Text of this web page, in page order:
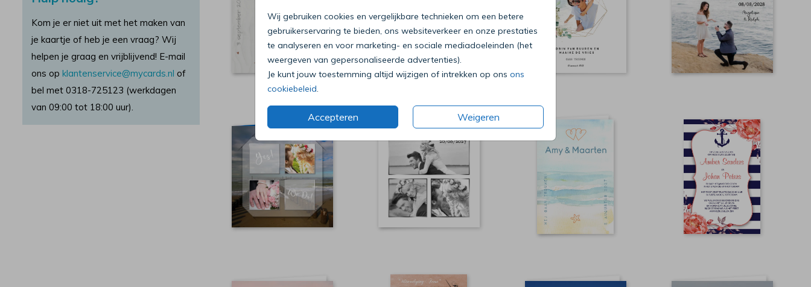
Wij gebruiken cookies en vergelijkbare technieken om een betere
gebruikerservaring te bieden, ons websiteverkeer en onze prestaties
te analyseren en voor marketing- en sociale mediadoeleinden (het
weergeven van gepersonaliseerde advertenties).
Je kunt jouw toestemming altijd wijzigen of intrekken op ons ons
cookiebeleid.
Accepteren Weigeren
pakket bleef.
(PostNL heeft mij
zij een "herroutering"
hadden toegepast.)
Kom je er niet uit met het maken van
je kaartje of heb je een vraag? Wij
helpen je graag en vrijblijvend! E-mail
ons op klantenservice@mycards.nl of
bel met 0318-725123 (werkdagen
van 09:00 tot 18:00 uur).